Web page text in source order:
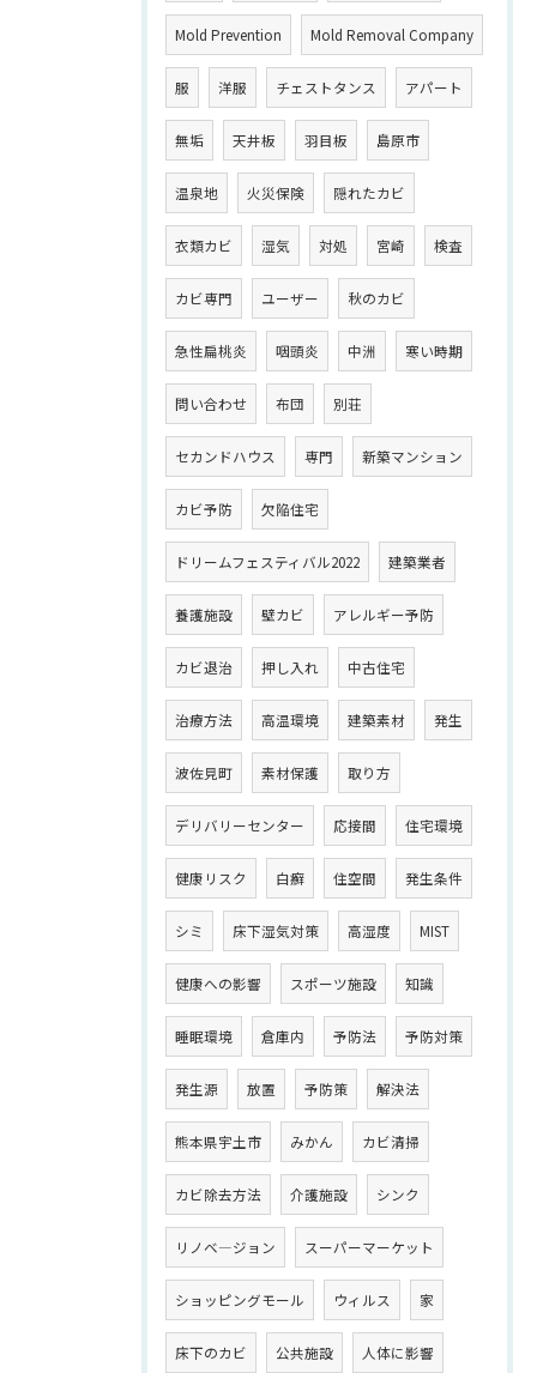
Mold Prevention Mold Removal Company
服 洋服 チェストタンス アパート
無垢 天井板 羽目板 島原市
温泉地 火災保険 隠れたカビ
衣類カビ 湿気 対処 宮崎 検査
カビ専門 ユーザー 秋のカビ
急性扁桃炎 咽頭炎 中洲 寒い時期
問い合わせ 布団 別荘
セカンドハウス 専門 新築マンション
カビ予防 欠陥住宅
ドリームフェスティバル2022 建築業者
養護施設 壁カビ アレルギー予防
カビ退治 押し入れ 中古住宅
治療方法 高温環境 建築素材 発生
波佐見町 素材保護 取り方
デリバリーセンター 応接間 住宅環境
健康リスク 白癬 住空間 発生条件
シミ 床下湿気対策 高湿度 MIST
健康への影響 スポーツ施設 知識
睡眠環境 倉庫内 予防法 予防対策
発生源 放置 予防策 解決法
熊本県宇土市 みかん カビ清掃
カビ除去方法 介護施設 シンク
リノベ―ジョン スーパーマーケット
ショッピングモール ウィルス 家
床下のカビ 公共施設 人体に影響